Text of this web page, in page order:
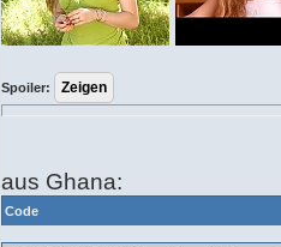
Spoiler:
aus Ghana:
Code